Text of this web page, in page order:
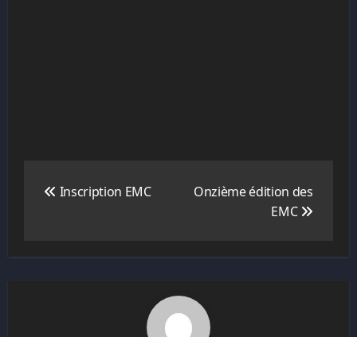
Inscription EMC
Onzième édition des
EMC